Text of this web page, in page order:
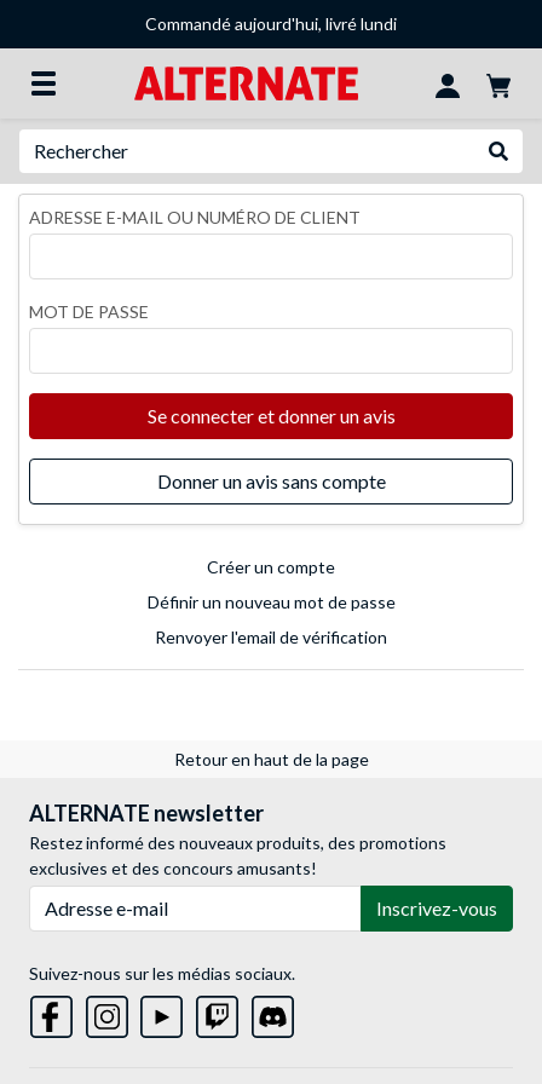
Commandé aujourd'hui, livré lundi
ADRESSE E-MAIL OU NUMÉRO DE CLIENT
MOT DE PASSE
Se connecter et donner un avis
Donner un avis sans compte
Créer un compte
Définir un nouveau mot de passe
Renvoyer l'email de vérification
Retour en haut de la page
ALTERNATE newsletter
Restez informé des nouveaux produits, des promotions
exclusives et des concours amusants!
Inscrivez-vous
Suivez-nous sur les médias sociaux.